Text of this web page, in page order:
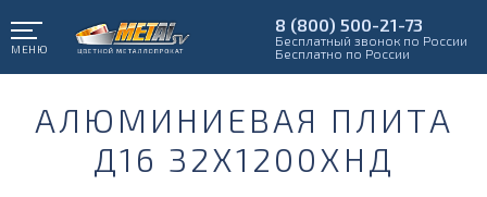
МЕНЮ
8 (800) 500-21-73
Бесплатный звонок по России
Бесплатно по России
АЛЮМИНИЕВАЯ ПЛИТА
Д16 32Х1200ХНД